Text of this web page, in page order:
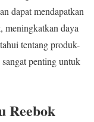
dapat mendapatkan
meningkatkan daya
tentang produk-
penting untuk
Reebok